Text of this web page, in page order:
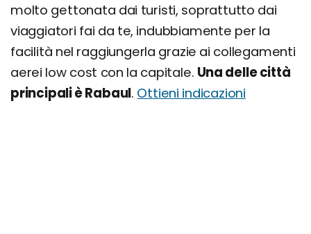
molto gettonata dai turisti, soprattutto dai
viaggiatori fai da te, indubbiamente per la
facilità nel raggiungerla grazie ai collegamenti
aerei low cost con la capitale. Una delle città
principali è Rabaul. Ottieni indicazioni